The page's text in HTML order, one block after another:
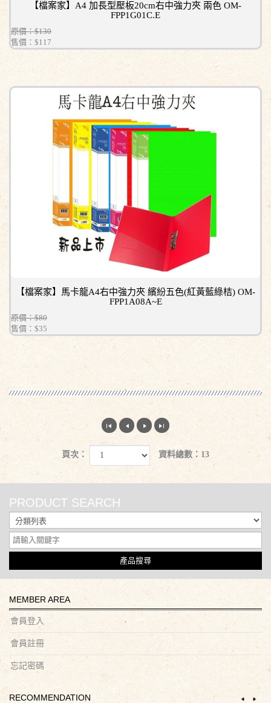
【檔案家】A4 加長型壓板20cm右中強力夾 兩色 OM-
FPP1G01C.E
原價：$130
售價： $117
【檔案家】馬卡龍A4右中強力夾 繽紛五色(紅黃藍綠桔) OM-
FPP1A08A~E
原價：$80
售價： $35
頁次： 資料總數：13
PRODUCT SEARCH
產品搜尋
MEMBER AREA
會員登入
會員註冊
忘記密碼
RECOMMENDATION